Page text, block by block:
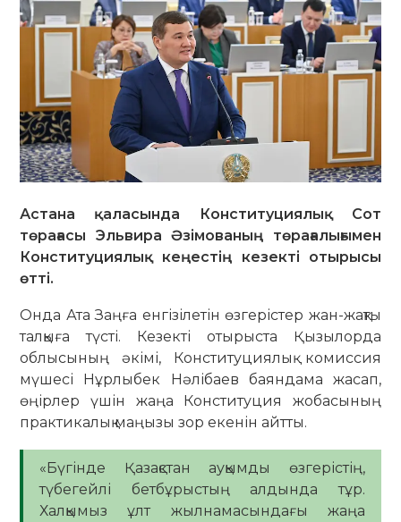
Астана қаласында Конституциялық Сот
төрағасы Эльвира Әзімованың төрағалығымен
Конституциялық кеңестің кезекті отырысы
өтті.
Онда Ата Заңға енгізілетін өзгерістер жан-жақты
талқыға түсті. Кезекті отырыста Қызылорда
облысының әкімі, Конституциялық комиссия
мүшесі Нұрлыбек Нәлібаев баяндама жасап,
өңірлер үшін жаңа Конституция жобасының
практикалық маңызы зор екенін айтты.
«Бүгінде Қазақстан ауқымды өзгерістің,
түбегейлі бетбұрыстың алдында тұр.
Халқымыз ұлт жылнамасындағы жаңа